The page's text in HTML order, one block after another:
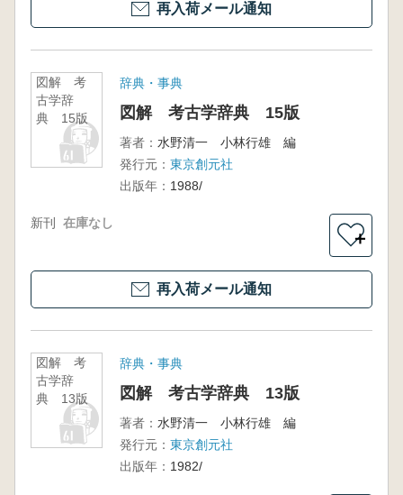
再入荷メール通知
図解 考
古学辞
典 15版
辞典・事典
図解 考古学辞典 15版
著者： 水野清一 小林行雄 編
発行元： 東京創元社
出版年： 1988/
新刊 在庫なし
＋
再入荷メール通知
図解 考
古学辞
典 13版
辞典・事典
図解 考古学辞典 13版
著者： 水野清一 小林行雄 編
発行元： 東京創元社
出版年： 1982/